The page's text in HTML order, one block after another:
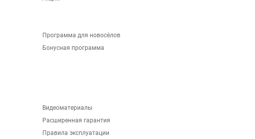
Программа для новосёлов
Бонусная программа
Видеоматериалы
Расширенная гарантия
Правила эксплуатации